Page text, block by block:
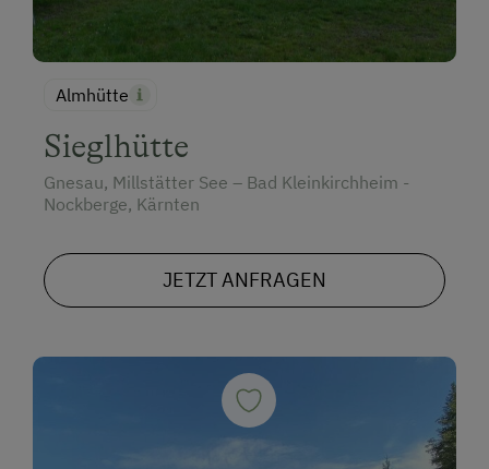
Almhütte
Sieglhütte
Gnesau, Millstätter See – Bad Kleinkirchheim -
Nockberge, Kärnten
JETZT ANFRAGEN